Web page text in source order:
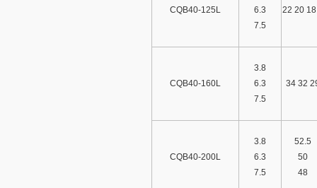
CQB40-125L
6.3
7.5
22 20
CQB40-160L
3.8
6.3
7.5
34 32
CQB40-200L
3.8
6.3
7.5
52.5
50
48